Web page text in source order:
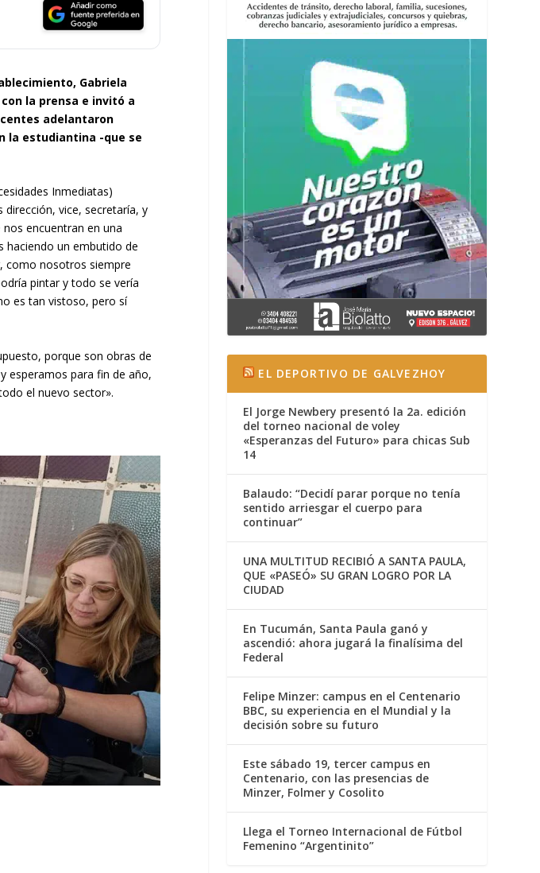
Gabriela
la prensa e invitó a
adelantaron
la estudiantina -que se
Inmediatas)
dirección, vice, secretaría, y
encuentran en una
haciendo un embutido de
como nosotros siempre
pintar y todo se vería
es tan vistoso, pero sí
porque son obras de
esperamos para fin de año,
el nuevo sector».
EL DEPORTIVO DE GALVEZHOY
El Jorge Newbery presentó la 2a. edición
del torneo nacional de voley
«Esperanzas del Futuro» para chicas Sub
14
Balaudo: “Decidí parar porque no tenía
sentido arriesgar el cuerpo para
continuar”
UNA MULTITUD RECIBIÓ A SANTA PAULA,
QUE «PASEÓ» SU GRAN LOGRO POR LA
CIUDAD
En Tucumán, Santa Paula ganó y
ascendió: ahora jugará la finalísima del
Federal
Felipe Minzer: campus en el Centenario
BBC, su experiencia en el Mundial y la
decisión sobre su futuro
Este sábado 19, tercer campus en
Centenario, con las presencias de
Minzer, Folmer y Cosolito
Llega el Torneo Internacional de Fútbol
Femenino “Argentinito”